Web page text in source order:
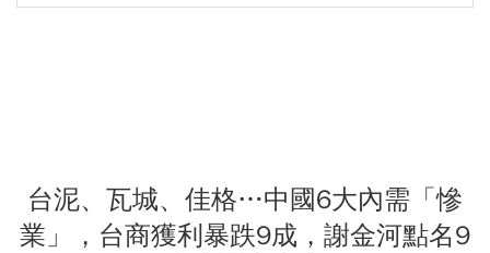
台泥、瓦城、佳格…中國6大內需「慘
業」，台商獲利暴跌9成，謝金河點名9